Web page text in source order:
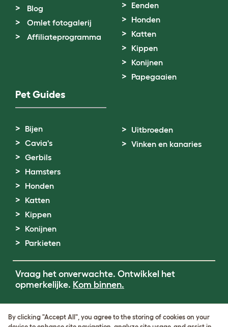
Blog
Omlet fotogalerij
Affiliateprogramma
Eenden
Honden
Katten
Kippen
Konijnen
Papegaaien
Pet Guides
Bijen
Cavia's
Gerbils
Hamsters
Honden
Katten
Kippen
Konijnen
Parkieten
Uitbroeden
Vinken en kanaries
Vraag het onverwachte. Ontwikkel het
opmerkelijke. Kom binnen.
Cookie & Privacy Policy
By clicking "Accept All", you agree to the storing of cookies on your